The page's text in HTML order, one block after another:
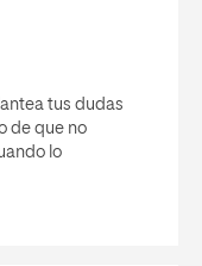
tus dudas
de que no
lo